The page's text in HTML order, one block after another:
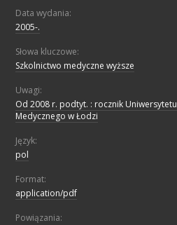
Data wydania:
2005-.
Słowa kluczowe:
Szkolnictwo medyczne wyższe
Uwagi:
Od 2008 r. podtyt. : rocznik Uniwersytetu
Medycznego w Łodzi
Język:
pol
Format:
application/pdf
Powiązania: